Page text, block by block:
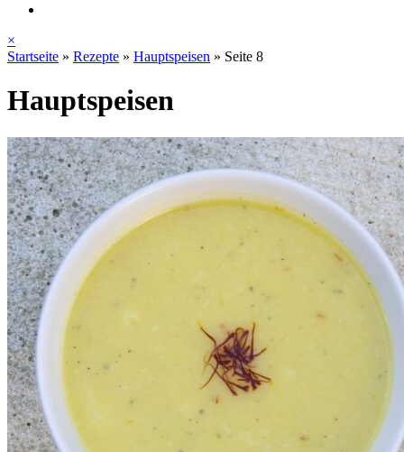
×
Startseite » Rezepte » Hauptspeisen » Seite 8
Hauptspeisen